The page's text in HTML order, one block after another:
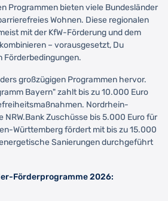
Programmen bieten viele Bundesländer
Wohnen. Diese regionalen
mit der KfW-Förderung und dem
– vorausgesetzt, Du
Förderbedingungen.
großzügigen Programmen hervor.
Bayern" zahlt bis zu 10.000 Euro
Nordrhein-
NRW.Bank Zuschüsse bis 5.000 Euro für
Württemberg fördert mit bis zu 15.000
Sanierungen durchgeführt
Förderprogramme 2026: